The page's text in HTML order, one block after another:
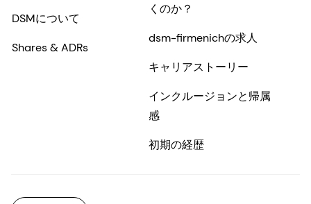
DSMについて
Shares & ADRs
くのか？
dsm-firmenichの求人
キャリアストーリー
インクルージョンと帰属
感
初期の経歴